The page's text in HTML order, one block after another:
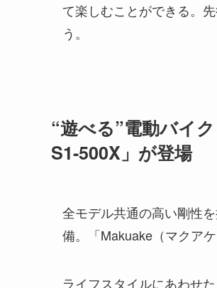
て楽しむことができる。
う。
“遊べる”電動バイ
S1-500X」が登場
全モデル共通の高い剛性
備。「Makuake（マクア
ライフスタイルにあわせ